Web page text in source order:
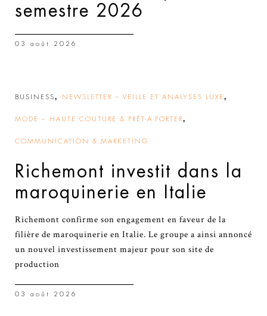
semestre 2026
03 août 2026
BUSINESS, NEWSLETTER – VEILLE ET ANALYSES LUXE ,
MODE – HAUTE COUTURE & PRÊT-À-PORTER,
COMMUNICATION & MARKETING
Richemont investit dans la
maroquinerie en Italie
Richemont confirme son engagement en faveur de la
filière de maroquinerie en Italie. Le groupe a ainsi annoncé
un nouvel investissement majeur pour son site de
production
03 août 2026